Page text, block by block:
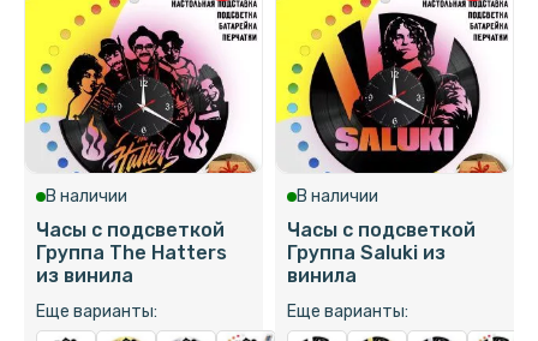
В наличии
Часы с подсветкой
Группа The Hatters
из винила
Еще варианты:
В наличии
Часы с подсветкой
Группа Saluki из
винила
Еще варианты: